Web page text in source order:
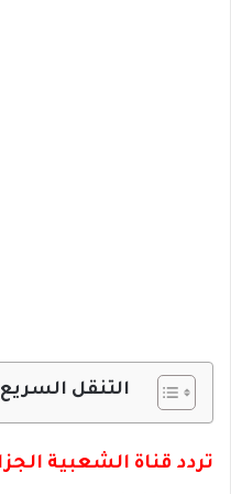
التنقل السريع